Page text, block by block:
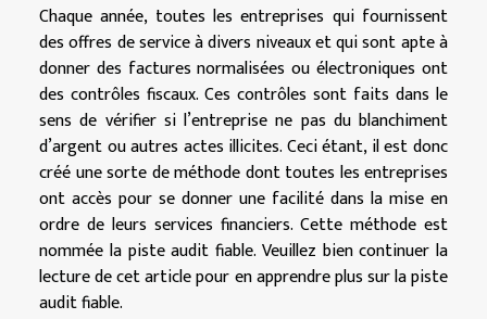
Chaque année, toutes les entreprises qui fournissent
des offres de service à divers niveaux et qui sont apte à
donner des factures normalisées ou électroniques ont
des contrôles fiscaux. Ces contrôles sont faits dans le
sens de vérifier si l’entreprise ne pas du blanchiment
d’argent ou autres actes illicites. Ceci étant, il est donc
créé une sorte de méthode dont toutes les entreprises
ont accès pour se donner une facilité dans la mise en
ordre de leurs services financiers. Cette méthode est
nommée la piste audit fiable. Veuillez bien continuer la
lecture de cet article pour en apprendre plus sur la piste
audit fiable.